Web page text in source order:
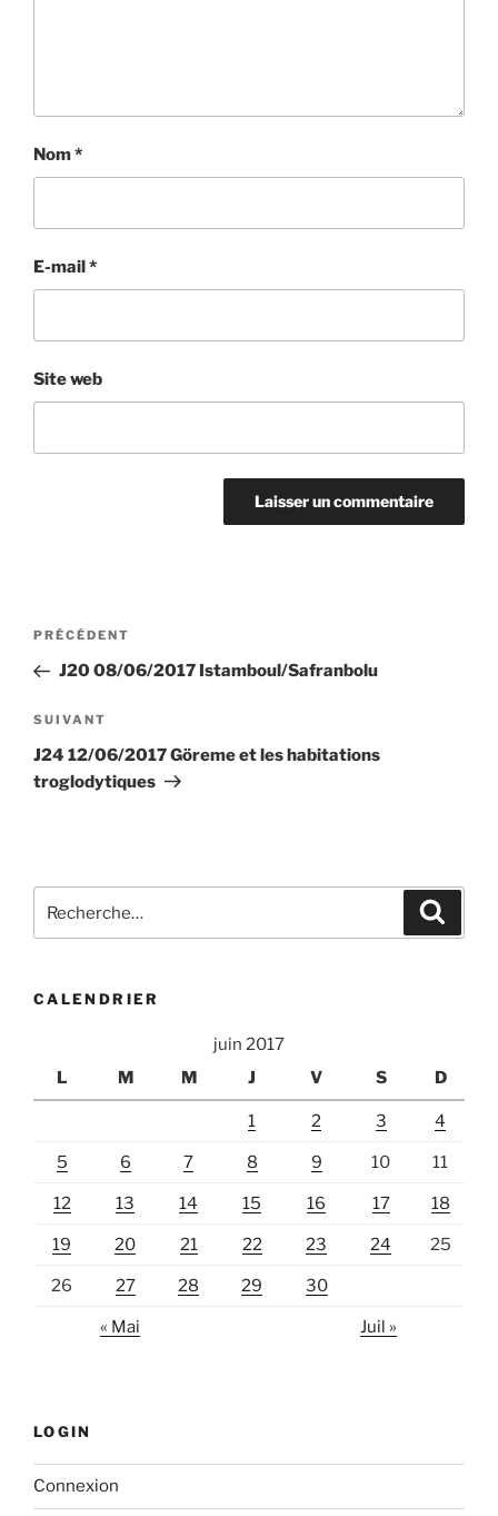
Nom*
E-mail*
Site web
Navigation
l’article
Article
précédent
PRÉCÉDENT
J20 08/06/2017 Istamboul/Safranbolu
Article
suivant
SUIVANT
J24 12/06/2017 Göreme et les habitations
troglodytiques
pour
CALENDRIER
juin 2017
L
M M J V S D
1 2 3 4
5 6 7 8 9 10 11
12 13 14 15 16 17 18
19 20 21 22 23 24 25
26 27 28 29 30
« Mai Juil »
LOGIN
Connexion